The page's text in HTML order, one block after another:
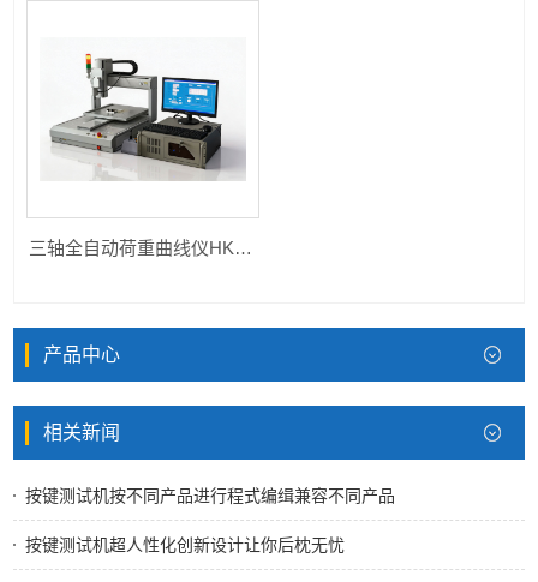
三轴全自动荷重曲线仪HK-ZDAJ-XYZ
产品中心
相关新闻
按键测试机按不同产品进行程式编缉兼容不同产品
按键测试机超人性化创新设计让你后枕无忧